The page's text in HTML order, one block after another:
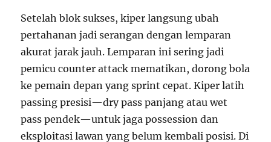
Setelah blok sukses, kiper langsung ubah
pertahanan jadi serangan dengan lemparan
akurat jarak jauh. Lemparan ini sering jadi
pemicu counter attack mematikan, dorong bola
ke pemain depan yang sprint cepat. Kiper latih
passing presisi—dry pass panjang atau wet
pass pendek—untuk jaga possession dan
eksploitasi lawan yang belum kembali posisi. Di